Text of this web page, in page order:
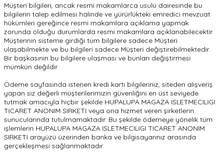
Müşteri bilgileri, ancak resmi makamlarca usulü dairesinde bu
bilgilerin talep edilmesi halinde ve yürürlükteki emredici mevzuat
hükümleri gereğince resmi makamlara açıklama yapmak
zorunda olduğu durumlarda resmi makamlara açıklanabilecektir.
Müşterinin sisteme girdiği tüm bilgilere sadece Müşteri
ulaşabilmekte ve bu bilgileri sadece Müşteri değiştirebilmektedir.
Bir başkasının bu bilgilere ulaşması ve bunları değiştirmesi
mümkün değildir.
Ödeme sayfasında istenen kredi kartı bilgileriniz, siteden alışveriş
yapan siz değerli müşterilerimizin güvenliğini en üst seviyede
tutmak amacıyla hiçbir şekilde HUPALUPA MAGAZA ISLETMECILIGI
TICARET ANONIM SIRKETI veya ona hizmet veren şirketlerin
sunucularında tutulmamaktadır. Bu şekilde ödemeye yönelik tüm
işlemlerin HUPALUPA MAGAZA ISLETMECILIGI TICARET ANONIM
SIRKETI arayüzü üzerinden banka ve bilgisayarınız arasında
gerçekleşmesi sağlanmaktadır.